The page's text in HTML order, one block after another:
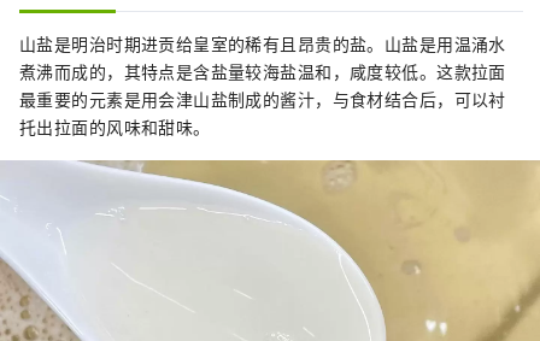
山盐是明治时期进贡给皇室的稀有且昂贵的盐。山盐是用温涌水
煮沸而成的，其特点是含盐量较海盐温和，咸度较低。这款拉面
最重要的元素是用会津山盐制成的酱汁，与食材结合后，可以衬
托出拉面的风味和甜味。